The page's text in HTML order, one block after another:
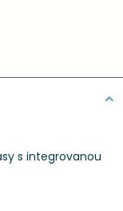
s integrovanou